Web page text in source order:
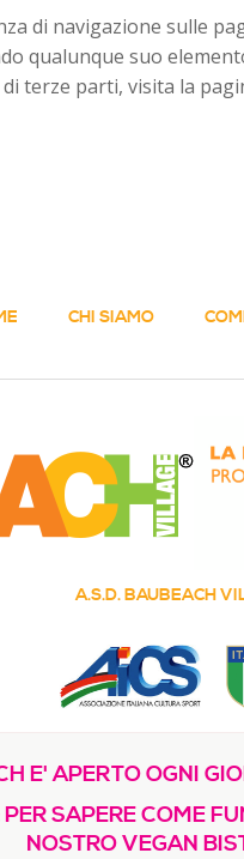
di navigazione sulle
qualunque suo
terze parti, visita la
CHI SIAMO
A.S.D. BAUBEACH
E' APERTO OGNI
SAPERE COME
NOSTRO VEGAN